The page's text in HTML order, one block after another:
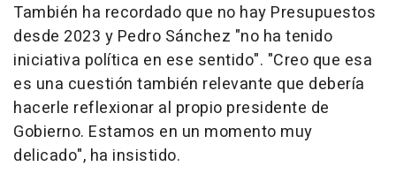
También ha recordado que no hay Presupuestos
desde 2023 y Pedro Sánchez "no ha tenido
iniciativa política en ese sentido". "Creo que esa
es una cuestión también relevante que debería
hacerle reflexionar al propio presidente de
Gobierno. Estamos en un momento muy
delicado", ha insistido.